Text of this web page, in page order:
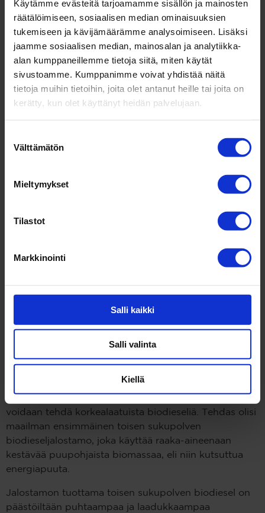
Käytämme evästeitä tarjoamamme sisällön ja mainosten
räätälöimiseen, sosiaalisen median ominaisuuksien
tukemiseen ja kävijämäärämme analysoimiseen. Lisäksi
jaamme sosiaalisen median, mainosalan ja analytiikka-
alan kumppaneillemme tietoja siitä, miten käytät
sivustoamme. Kumppanimme voivat yhdistää näitä
tietoja muihin tietoihin, joita olet antanut heille tai joita on
kerätty, kun olet käyttänyt heidän palvelujaan.
valinta
Välttämätön
Mieltymykset
Tilastot
Markkinointi
Salli kaikki
Salli valinta
Kiellä
Kaidin biodieseltehdas nousisi Ajoksen satamaan
samalle tontille, johon Vapo suunnitteli
biodieseljalostamoa ennen vetäytymistään projektista
vuonna 2014. Kaidi on hankkinut projektiin tarvittavat
suunnitelmat Vapolta ja saanut ympäristövaikutusten
arvioinnin (YVA) Lapin ELY-keskukselta.
Ympäristöluvan valmistelu on jo pitkällä. Lisäksi Kaidi
on allekirjoittanut aiesopimuksen ostaakseen 33
”Bio- ja kiertotalous on Kemin kaupunkikonsernin
osoitus siitä, että Kemissä on erinomaiset edellytykset
investointipäätös tullaan tekemään tämän vuoden
jalostamon rakennustyöt alkaisivat vuonna 2017, jolloin
se voisi olla täydessä toiminnassa vuoden 2019
loppuun mennessä.
Taustalla maailmanlaajuisesti ainutlaatuinen
teknologia
Toteutuessaan Kemin biodieseljalostamo tulee
osoittamaan, että myös puupohjaisesta biomassasta
voidaan tehdä korkealaatuista biodieseliä. Tehdas olisi
maailman ensimmäinen toisen sukupolven
biodieseljalostamo, joka käyttää raaka-aineenaan
kestävää puupohjaista biomassaa, eli niin kutsuttua
energiapuuta.
Jalostamon tuottama toisen sukupolven biodiesel on
päästöiltään puhtaampaa ja laadukkaampaa